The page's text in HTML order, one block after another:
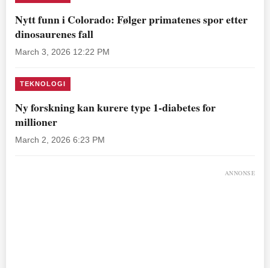
Nytt funn i Colorado: Følger primatenes spor etter
dinosaurenes fall
March 3, 2026 12:22 PM
TEKNOLOGI
Ny forskning kan kurere type 1-diabetes for
millioner
March 2, 2026 6:23 PM
ANNONSE